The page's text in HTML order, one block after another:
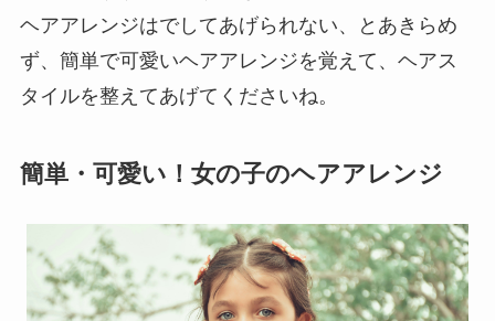
ヘアアレンジはでしてあげられない、とあきらめ
ず、簡単で可愛いヘアアレンジを覚えて、ヘアス
タイルを整えてあげてくださいね。
簡単・可愛い！女の子のヘアアレンジ